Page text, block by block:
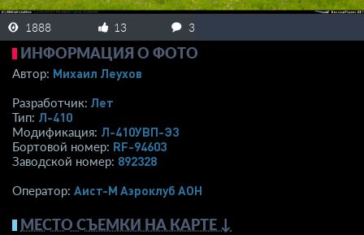
1888 13 3
ИНФОРМАЦИЯ О ФОТО
Автор: Михаил Леухов
Разработчик: Лет
Тип: Л-410
Модификация: Л-410УВП-Э3
Бортовой номер: RF-94603
Заводской номер: 892328
Оператор: Аист-М Аэроклуб АОН
МЕСТО СЪЕМКИ НА КАРТЕ ↓